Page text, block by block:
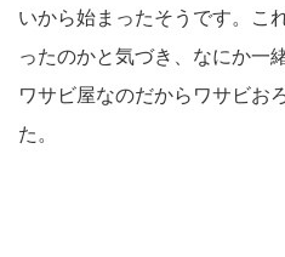
いから始まったそうです。こ
ったのかと気づき、なにか一
ワサビ屋なのだからワサビお
た。